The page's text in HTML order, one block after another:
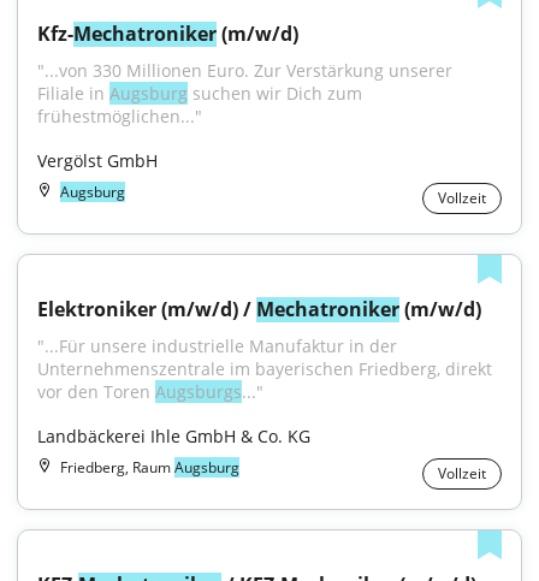
Kfz-Mechatroniker (m/w/d)
"...von 330 Millionen Euro. Zur Verstärkung unserer
Filiale in Augsburg suchen wir Dich zum
frühestmöglichen..."
Vergölst GmbH
Augsburg Vollzeit
Elektroniker (m/w/d) / Mechatroniker (m/w/d)
"...Für unsere industrielle Manufaktur in der
Unternehmenszentrale im bayerischen Friedberg, direkt
vor den Toren Augsburgs..."
Landbäckerei Ihle GmbH & Co. KG
Friedberg, RaumAugsburg Vollzeit